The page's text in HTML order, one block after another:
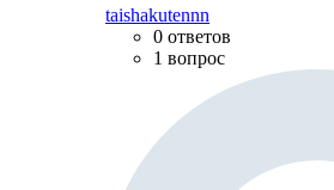
taishakutennn
0 ответов
1 вопрос